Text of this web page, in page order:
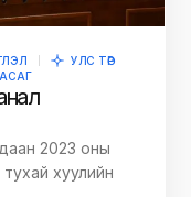
УЛС ТӨР
2023 оны
хуулийн